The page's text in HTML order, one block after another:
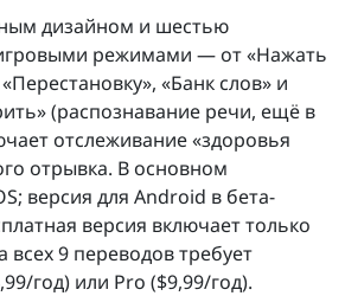
дизайном и шестью
режимами — от «Нажать
«Банк слов» и
(распознавание речи, ещё в
отслеживание «здоровья
отрывка. В основном
версия для Android в бета-
версия включает только
всех 9 переводов требует
год) или Pro ($9,99/год).